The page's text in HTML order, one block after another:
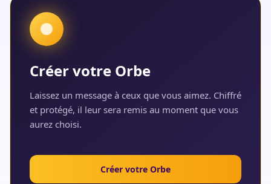
Créer votre Orbe
Laissez un message à ceux que vous aimez. Chiffré
et protégé, il leur sera remis au moment que vous
aurez choisi.
Créer votre Orbe